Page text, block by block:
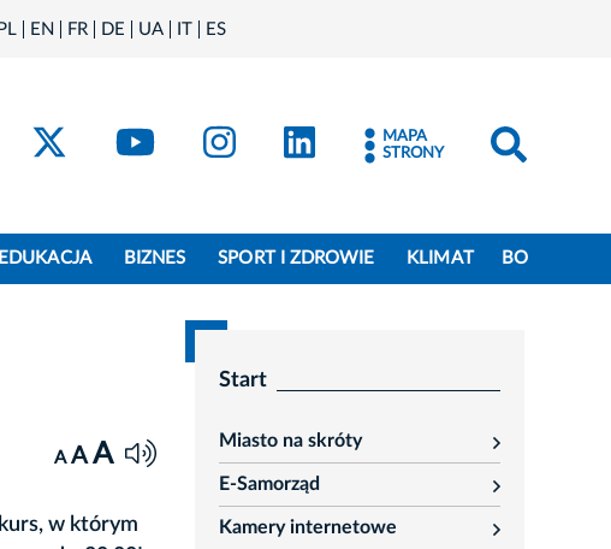
PL EN FR DE UA IT ES
Kraków - X
Kraków - YouTube
Kraków - Instagram
Kraków - LinkedIn
MAPA
STRONY
EDUKACJA BIZNES SPORT I ZDROWIE KLIMAT BO
A A A
w którym
Start
Miasto na skróty
rozwiń
E-Samorząd
rozwiń
Kamery internetowe
rozwiń